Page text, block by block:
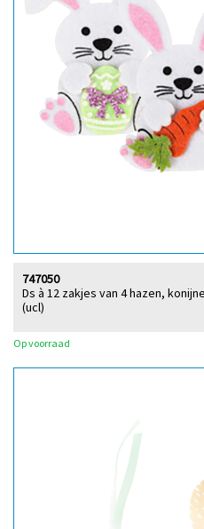
Ds à 12 zakjes van 4 hazen,
(ucl)
747050
Op voorraad